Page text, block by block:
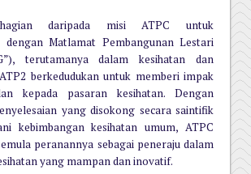
daripada misi ATPC untuk
dengan Matlamat Pembangunan Lestari
terutamanya dalam kesihatan dan
berkedudukan untuk memberi impak
kepada pasaran kesihatan. Dengan
yang disokong secara saintifik
kebimbangan kesihatan umum, ATPC
peranannya sebagai peneraju dalam
yang mampan dan inovatif.